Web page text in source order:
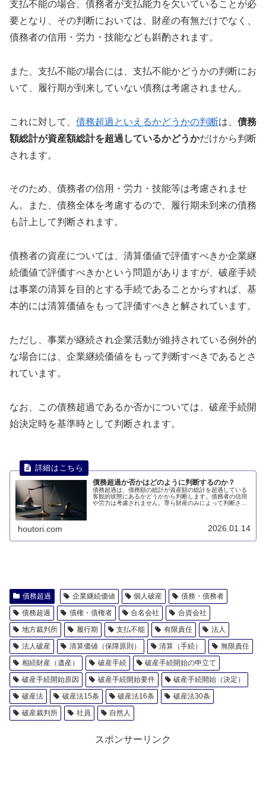
支払不能の場合、債務者が支払能力を欠いていることが必
要となり、その判断においては、財産の有無だけでなく、
債務者の信用・労力・技能なども斟酌されます。
また、支払不能の場合には、支払不能かどうかの判断にお
いて、履行期が到来していない債務は考慮されません。
これに対して、 債務超過といえるかどうかの判断は、 債務
額総計が資産額総計を超過しているかどうかだけから判断
されます。
そのため、債務者の信用・労力・技能等は考慮されませ
ん。また、債務全体を考慮するので、履行期未到来の債務
も計上して判断されます。
債務者の資産については、清算価値で評価すべきか企業継
続価値で評価すべきかという問題がありますが、破産手続
は事業の清算を目的とする手続であることからすれば、基
本的には清算価値をもって評価すべきと解されています。
ただし、事業が継続され企業活動が維持されている例外的
な場合には、企業継続価値をもって判断すべきであるとさ
れています。
なお、この債務超過であるか否かについては、破産手続開
始決定時を基準時として判断されます。
債務超過か否かはどのように判断するのか？
債務超過は、債務額の総計が資産額の総計を超過している
客観的状態にあるかどうかから判断します。債務者の信用
や労力は考慮されません。専ら財産のみによって判断され
houtori.com 2026.01.14
債務超過 企業継続価値 個人破産
債務・債務者
債務超過
債権・債権者 合名会社
合資会社
地方裁判所
履行期 支払不能 有限責任
法人
法人破産
清算価値（保障原則） 清算（手続）
無限責任
相続財産（遺産）
破産手続
破産手続開始の申立て
破産手続開始原因
破産手続開始要件
破産手続開始（決定）
破産法
破産法15条 破産法16条
破産法30条
破産裁判所
社員 自然人
スポンサーリンク